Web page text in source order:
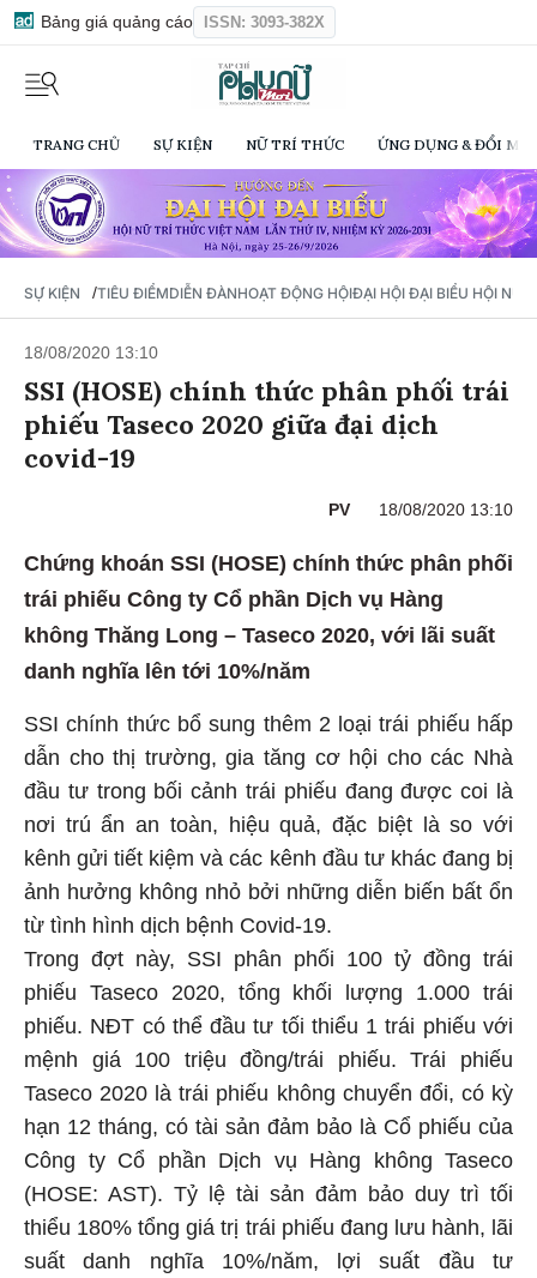
Bảng giá quảng cáo ISSN: 3093-382X
TRANG CHỦ SỰ KIỆN NỮ TRÍ THỨC ỨNG DỤNG & ĐỔI
SỰ KIỆN /TIÊU ĐIỂMDIỄN ĐÀNHOẠT ĐỘNG HỘIĐẠI HỘI ĐẠI BIỂU HỘI NỮ
18/08/2020 13:10
SSI (HOSE) chính thức phân phối trái
phiếu Taseco 2020 giữa đại dịch
covid-19
PV 18/08/2020 13:10
Chứng khoán SSI (HOSE) chính thức phân phối
trái phiếu Công ty Cổ phần Dịch vụ Hàng
không Thăng Long – Taseco 2020, với lãi suất
danh nghĩa lên tới 10%/năm
SSI chính thức bổ sung thêm 2 loại trái phiếu hấp
dẫn cho thị trường, gia tăng cơ hội cho các Nhà
đầu tư trong bối cảnh trái phiếu đang được coi là
nơi trú ẩn an toàn, hiệu quả, đặc biệt là so với
kênh gửi tiết kiệm và các kênh đầu tư khác đang bị
ảnh hưởng không nhỏ bởi những diễn biến bất ổn
từ tình hình dịch bệnh Covid-19.
Trong đợt này, SSI phân phối 100 tỷ đồng trái
phiếu Taseco 2020, tổng khối lượng 1.000 trái
phiếu. NĐT có thể đầu tư tối thiểu 1 trái phiếu với
mệnh giá 100 triệu đồng/trái phiếu. Trái phiếu
Taseco 2020 là trái phiếu không chuyển đổi, có kỳ
hạn 12 tháng, có tài sản đảm bảo là Cổ phiếu của
Công ty Cổ phần Dịch vụ Hàng không Taseco
(HOSE: AST). Tỷ lệ tài sản đảm bảo duy trì tối
thiểu 180% tổng giá trị trái phiếu đang lưu hành, lãi
suất danh nghĩa 10%/năm, lợi suất đầu tư